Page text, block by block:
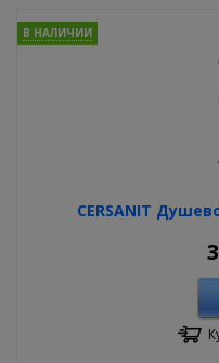
CERSANIT
В НАЛИЧИИ